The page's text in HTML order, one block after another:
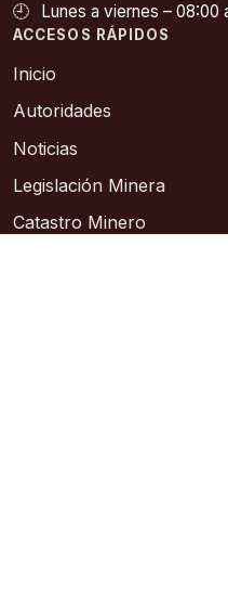
🕘
Lunes a viernes – 08:00
ACCESOS RÁPIDOS
Inicio
Autoridades
Noticias
Legislación Minera
Catastro Minero